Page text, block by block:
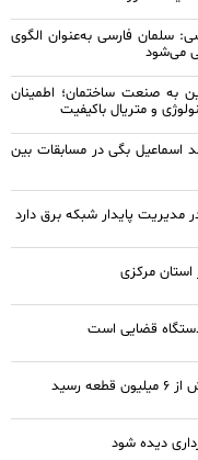
سلمان فارسی به‌عنوان الگوی
می‌شود
به صنعت ساختمان؛ اطمینان
و متریال باکیفیت
بگی در مسابقات بین
پایدار شبکه برق دارد
قضایی است
رسید
دیده شود